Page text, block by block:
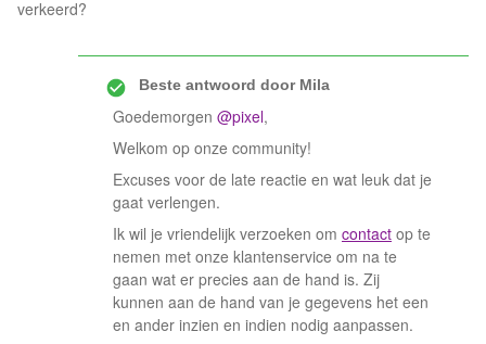
verkeerd?
Beste antwoord doorMila
Goedemorgen @pixel,
Welkom op onze community!
Excuses voor de late reactie en wat leuk dat je
gaat verlengen.
Ik wil je vriendelijk verzoeken om contact op te
nemen met onze klantenservice om na te
gaan wat er precies aan de hand is. Zij
kunnen aan de hand van je gegevens het een
en ander inzien en indien nodig aanpassen.